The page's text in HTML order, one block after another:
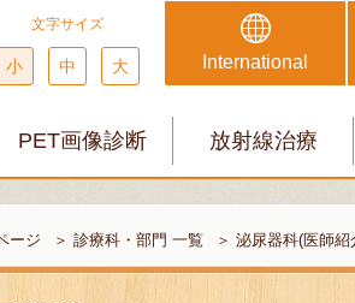
文字サイズ
小 中 大 International
PET画像診断 放射線治療
ージ ＞ 診療科・部門 一覧 ＞ 泌尿器科(医師紹